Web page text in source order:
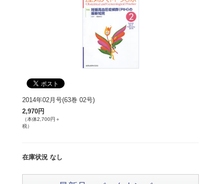
2014年02月号(63巻 02号)
2,970円
（本体2,700円＋
税）
在庫状況 なし